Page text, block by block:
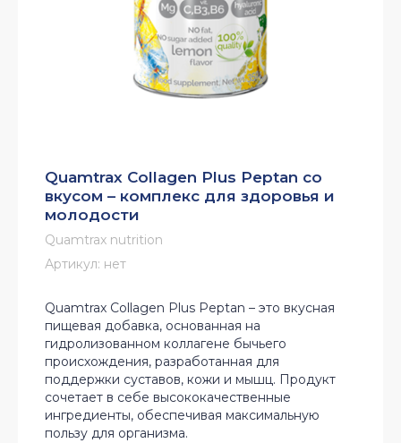
Quamtrax Collagen Plus Peptan со
вкусом – комплекс для здоровья и
молодости
Quamtrax nutrition
Артикул: нет
Quamtrax Collagen Plus Peptan – это вкусная
пищевая добавка, основанная на
гидролизованном коллагене бычьего
происхождения, разработанная для
поддержки суставов, кожи и мышц. Продукт
сочетает в себе высококачественные
ингредиенты, обеспечивая максимальную
пользу для организма.